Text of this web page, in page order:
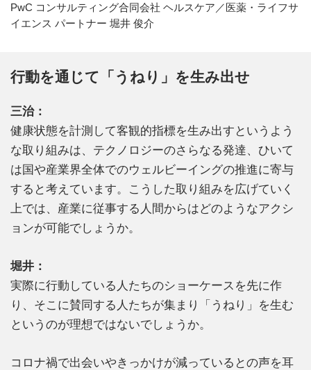
PwC コンサルティング合同会社 ヘルスケア／医薬・ライフサ
イエンス パートナー 堀井 俊介
行動を通じて「うねり」を生み出せ
三治：
健康状態を計測して客観的指標を生み出すというよう
な取り組みは、テクノロジーのさらなる発達、ひいて
は国や産業界全体でのウェルビーイングの推進に寄与
すると考えています。こうした取り組みを広げていく
上では、産業に従事する人間からはどのようなアクシ
ョンが可能でしょうか。
堀井：
実際に行動している人たちのショーケースを先に作
り、そこに賛同する人たちが集まり「うねり」を生む
というのが理想ではないでしょうか。
コロナ禍で出会いやきっかけが減っているとの声を耳